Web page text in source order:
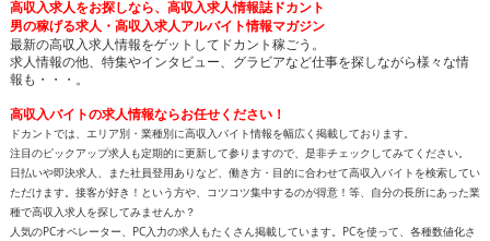
高収入求人をお探しなら、高収入求人情報誌ドカント
男の稼げる求人・高収入求人アルバイト情報マガジン
最新の高収入求人情報をゲットしてドカント稼ごう。
求人情報の他、特集やインタビュー、グラビアなど仕事を探しながら様々な情
報も・・・。
高収入バイトの求人情報ならお任せください！
ドカントでは、エリア別・業種別に高収入バイト情報を幅広く掲載しております。
注目のピックアップ求人も定期的に更新して参りますので、是非チェックしてみてください。
日払いや即決求人、また社員登用ありなど、働き方・目的に合わせて高収入バイトを検索してい
ただけます。接客が好き！という方や、コツコツ集中するのが得意！等、自分の長所にあった業
種で高収入求人を探してみませんか？
人気のPCオペレーター、PC入力の求人もたくさん掲載しています。PCを使って、各種数値化さ